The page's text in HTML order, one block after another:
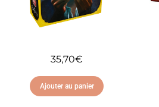
35,70€
Ajouter au panier